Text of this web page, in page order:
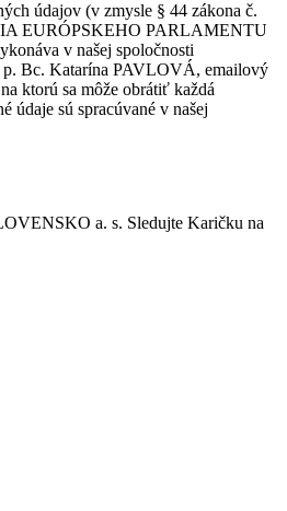
údajov (v zmysle § 44 zákona č.
EURÓPSKEHO PARLAMENTU
v našej spoločnosti
Bc. Katarína PAVLOVÁ, emailový
na ktorú sa môže obrátiť každá
údaje sú spracúvané v našej
a. s. Sledujte Karičku na